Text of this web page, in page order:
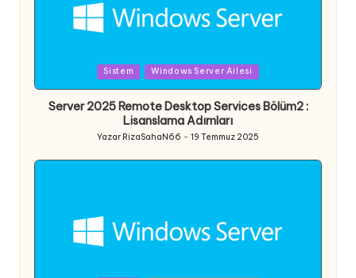
in
Sistem Windows Server Ailesi
Server 2025 Remote Desktop Services Bölüm2 :
Lisanslama Adımları
Posted
Yazar RizaSahaN66 19 Temmuz 2025